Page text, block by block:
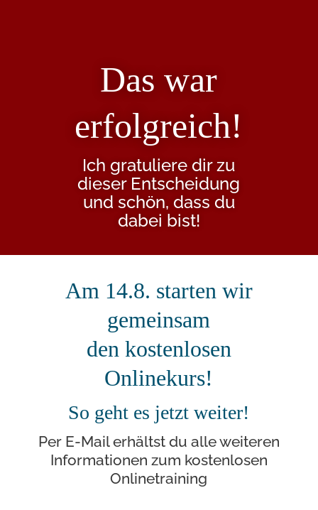
Das war
erfolgreich!
Ich gratuliere dir zu
dieser Entscheidung
und schön, dass du
dabei bist!
Am 14.8. starten wir
gemeinsam
den kostenlosen
Onlinekurs!
So geht es jetzt weiter!
Per E-Mail erhältst du alle weiteren
Informationen zum kostenlosen
Onlinetraining